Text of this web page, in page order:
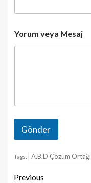
v
y
Yorum veya Mesaj
Gönder
Tags: A.B.D Çözüm Ortağı
Previous